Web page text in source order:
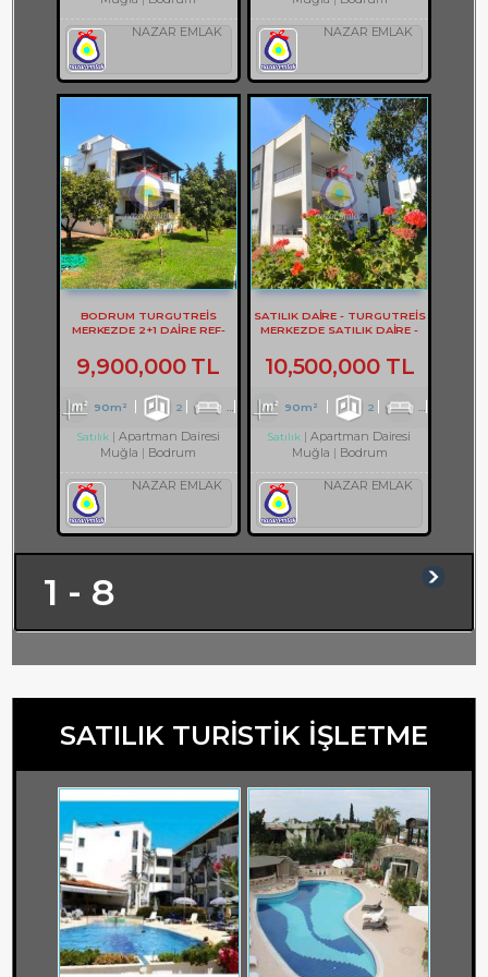
NAZAR EMLAK NAZAR EMLAK
BODRUM TURGUTREİS
MERKEZDE 2+1 DAİRE REF-
9,900,000 TL
90m² 2 1
Satılık
Apartman Dairesi
Muğla
Bodrum
NAZAR EMLAK
SATILIK DAİRE - TURGUTREİS
MERKEZDE SATILIK DAİRE -
10,500,000 TL
90m² 2
Satılık
Apartman Dairesi
Muğla
Bodrum
NAZAR EMLAK
1 - 8
SATILIK TURİSTİK İŞLETME